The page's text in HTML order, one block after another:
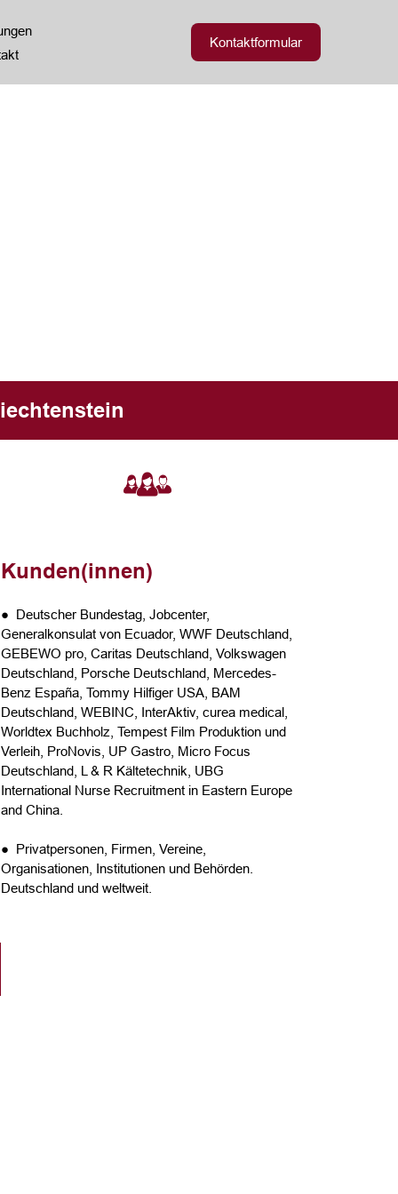
Kontaktformular
Kunden(innen)
● Deutscher Bundestag, Jobcenter,
Generalkonsulat von Ecuador, WWF Deutschland,
GEBEWO pro, Caritas Deutschland, Volkswagen
Deutschland, Porsche Deutschland, Mercedes-
Benz España, Tommy Hilfiger USA, BAM
Deutschland, WEBINC, InterAktiv, curea medical,
Worldtex Buchholz, Tempest Film Produktion und
Verleih, ProNovis, UP Gastro, Micro Focus
Deutschland, L & R Kältetechnik, UBG
International Nurse Recruitment in Eastern Europe
and China.
● Privatpersonen, Firmen, Vereine,
Organisationen, Institutionen und Behörden.
Deutschland und weltweit.